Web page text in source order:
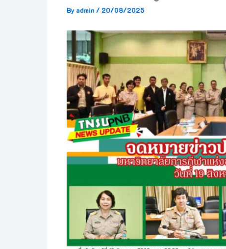
By admin / 20/08/2025